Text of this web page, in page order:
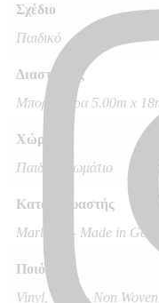
Σχέδιο
Παιδικό
Διαστάσεις
Μπορντούρα 5.00m x
Χώρος
Παιδικό Δωμάτιο
Κατασκευαστής
Marburg – Made in
Ποιότητα
Vinyl, Vlies – Non